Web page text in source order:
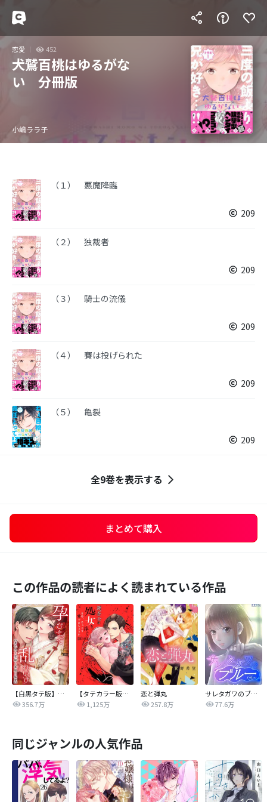
恋愛 452
犬鷲百桃はゆるがな
い 分冊版
小嶋ララ子
（１） 悪魔降臨
209
（２） 独裁者
209
（３） 騎士の流儀
209
（４） 賽は投げられた
209
（５） 亀裂
209
全9巻を表示する
まとめて購入
この作品の読者によく読まれている作品
【白黒タテ版】孕むまで乱れいけ～身代わり花嫁と軍服の猛愛
356.7万
【タテカラー版】漣蒼士に処女を捧ぐ～さあ、じっくり愛でましょうか
1,125万
恋と弾丸
257.8万
サレタガワのブルー【タテヨミ】
77.6万
同じジャンルの人気作品